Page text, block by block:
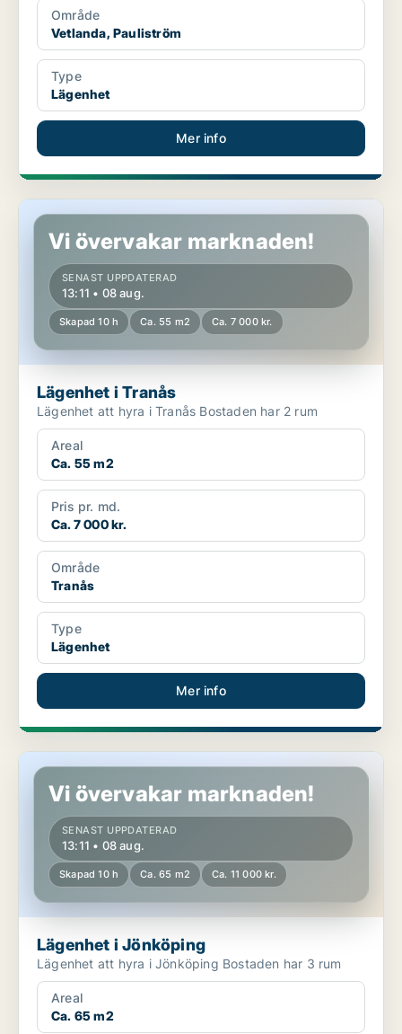
Område
Vetlanda, Pauliström
Type
Lägenhet
Mer info
Lägenhet i Tranås
Vi övervakar marknaden!
SENAST UPPDATERAD
13:11 • 08 aug.
Skapad 10 h Ca. 55 m2 Ca. 7 000 kr.
Lägenhet i Tranås
Lägenhet att hyra i Tranås Bostaden har 2 rum
Areal
Ca. 55 m2
Pris pr. md.
Ca. 7 000 kr.
Område
Tranås
Type
Lägenhet
Mer info
Lägenhet i Jönköping
Vi övervakar marknaden!
SENAST UPPDATERAD
13:11 • 08 aug.
Skapad 10 h Ca. 65 m2 Ca. 11 000 kr.
Lägenhet i Jönköping
Lägenhet att hyra i Jönköping Bostaden har 3 rum
Areal
Ca. 65 m2